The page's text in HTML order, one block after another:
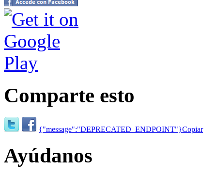
Comparte esto
{"message":"DEPRECATED_ENDPOINT"}Copiar
Ayúdanos